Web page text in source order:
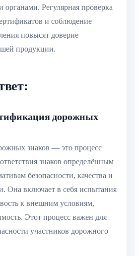
Регулярная проверка
и соблюдение
повысят доверие
продукции.
дорожных
знаков — это процесс
знаков определённым
безопасности, качества и
Она включает в себя испытания
к внешним условиям,
Этот процесс важен для
участников дорожного